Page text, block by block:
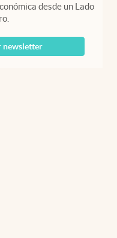
desde un Lado
newsletter